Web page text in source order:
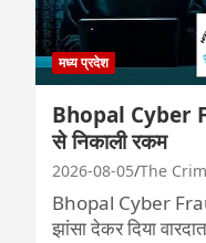
मध्य प्रदेश
Bhopal Cyber
से निकाली रकम
2026-08-05 The
Bhopal Cyber
झांसा देकर दिया